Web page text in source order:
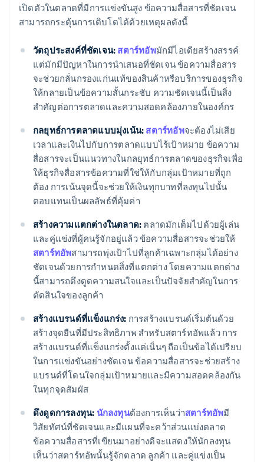
เปิดตัวในตลาดที่มีการแข่งขันสูง ข้อความสื่อสารที่ชัดเจน
สามารถกระตุ้นการเติบโตได้ด้วยเหตุผลดังนี้
วัตถุประสงค์ที่ชัดเจน: สตาร์ทอัพมักมีไอเดียสร้างสรรค์
แต่มักมีปัญหาในการนำเสนอที่ชัดเจน ข้อความสื่อสาร
จะช่วยกลั่นกรองแก่นแท้ของสินค้าหรือบริการของธุรกิจ
ให้กลายเป็นข้อความสั้นกระชับ ความชัดเจนนี้เป็นสิ่ง
สำคัญต่อการตลาดและความสอดคล้องภายในองค์กร
กลยุทธ์การตลาดแบบมุ่งเน้น: สตาร์ทอัพจะต้องไม่เสีย
เวลาและเงินไปกับการตลาดแบบไร้เป้าหมาย ข้อความ
สื่อสารจะเป็นแนวทางในกลยุทธ์การตลาดของธุรกิจเพื่อ
ให้ธุรกิจสื่อสารข้อความที่ใช่ให้กับกลุ่มเป้าหมายที่ถูก
ต้อง การเน้นจุดนี้จะช่วยให้เงินทุกบาทที่ลงทุนไปนั้น
ตอบแทนเป็นผลลัพธ์ที่คุ้มค่า
สร้างความแตกต่างในตลาด: ตลาดมักเต็มไปด้วยผู้เล่น
และคู่แข่งที่ผู้คนรู้จักอยู่แล้ว ข้อความสื่อสารจะช่วยให้
สตาร์ทอัพสามารถพุ่งเป้าไปที่ลูกค้าเฉพาะกลุ่มได้อย่าง
ชัดเจนด้วยการกำหนดสิ่งที่แตกต่าง โดยความแตกต่าง
นี้สามารถดึงดูดความสนใจและเป็นปัจจัยสำคัญในการ
ตัดสินใจของลูกค้า
สร้างแบรนด์ที่แข็งแกร่ง: การสร้างแบรนด์เริ่มต้นด้วย
สร้างจุดยืนที่มีประสิทธิภาพ สำหรับสตาร์ทอัพแล้ว การ
สร้างแบรนด์ที่แข็งแกร่งตั้งแต่เนิ่นๆ ถือเป็นข้อได้เปรียบ
ในการแข่งขันอย่างชัดเจน ข้อความสื่อสารจะช่วยสร้าง
แบรนด์ที่โดนใจกลุ่มเป้าหมายและมีความสอดคล้องกัน
ในทุกจุดสัมผัส
ดึงดูดการลงทุน: นักลงทุนต้องการเห็นว่าสตาร์ทอัพมี
วิสัยทัศน์ที่ชัดเจนและมีแผนที่จะคว้าส่วนแบ่งตลาด
ข้อความสื่อสารที่เขียนมาอย่างดีจะแสดงให้นักลงทุน
เห็นว่าสตาร์ทอัพนั้นรู้จักตลาด ลูกค้า และคู่แข่งเป็น